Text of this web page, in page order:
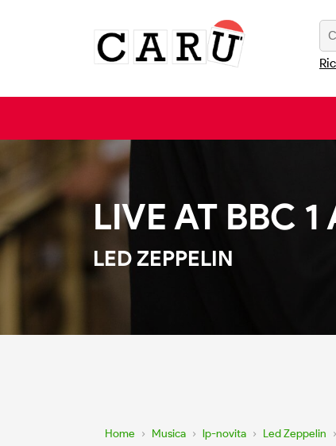
LIVE AT BBC 1
LED ZEPPELIN
Home › Musica › lp-novita › Led Zeppelin ›